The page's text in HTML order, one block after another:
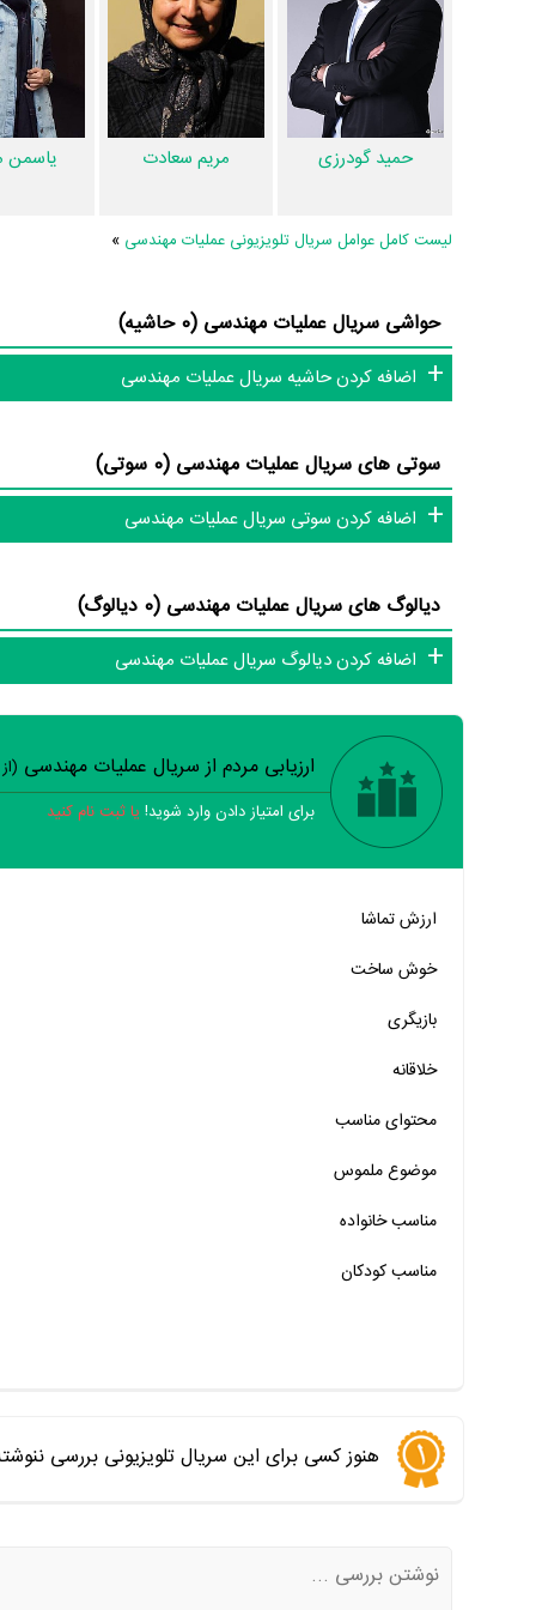
سریال عملیات مهندسی 8 عدد، گردآوری و
مهندسی، دیالوگ برتر سریال عملیات مهندسی، سوتی سریال
این حد قانع نیستیم؛ باید به‌کمک علاقمندان فیلم، سریال و
کامل‌تر کنیم.
حمید گودرزی مریم سعادت یاسمن
لیست کامل عوامل سریال تلویزیونی عملیات مهندسی »
حواشی سریال عملیات مهندسی (0 حاشیه)
اضافه کردن حاشیه سریال عملیات مهندسی
سوتی های سریال عملیات مهندسی (0 سوتی)
اضافه کردن سوتی سریال عملیات مهندسی
دیالوگ های سریال عملیات مهندسی (0 دیالوگ)
اضافه کردن دیالوگ سریال عملیات مهندسی
خیر
خیر
خیر
خیر
خیر تقریبا
خیر تقریبا
خیر
ارزیابی مردم از سریال عملیات مهندسی
برای امتیاز دادن وارد شوید! یا ثبت نام کنید
ارزش تماشا
خوش ساخت
بازیگری
خلاقانه
محتوای مناسب
موضوع ملموس
مناسب خانواده‌
مناسب کودکان
هنوز کسی برای این سریال تلویزیونی بررسی